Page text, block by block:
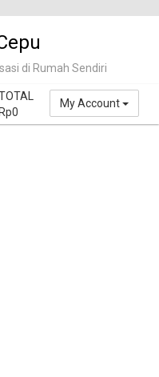
di Rumah Sendiri
My Account
Rp0